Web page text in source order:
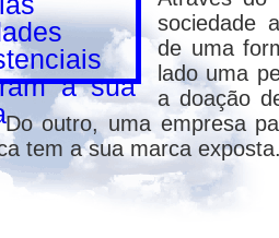
a prova, pois
isso, assim como
manda em
imediatamente.
exército, com um
estaria Deus?
sociedade
de uma
lado uma
a doação
Do outro, uma empresa
tem a sua marca